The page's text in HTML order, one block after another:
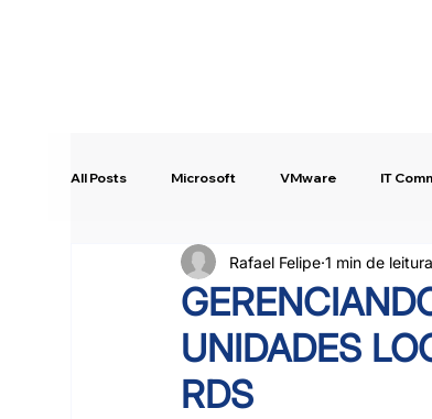
All Posts Microsoft VMware IT
Copilot Studio Quick Tip!
UNIDADES
RDS
Rafael Felipe 1 min de leitura